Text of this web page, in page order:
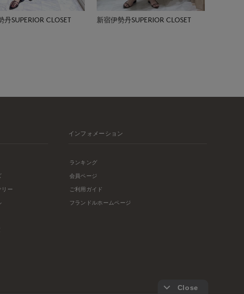
丹SUPERIOR CLOSET 新宿伊勢丹SUPERIOR CLOSET
リー
インフォメーション
ランキング
会員ページ
ご利用ガイド
フランドルホームページ